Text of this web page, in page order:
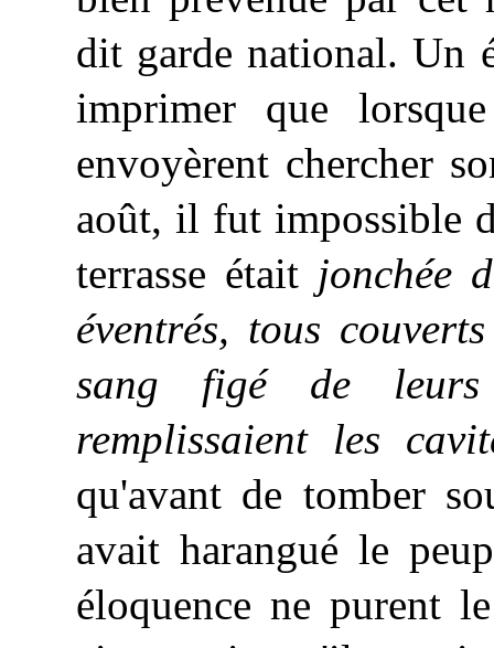
dit garde national. Un
imprimer que
envoyèrent chercher
août, il fut impossible
terrasse était jonchée
éventrés, tous
sang figé de
remplissaient les
qu'avant de tomber
avait harangué le
éloquence ne purent